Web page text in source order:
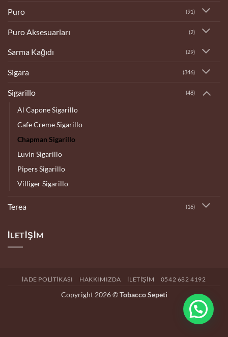
Puro (91)
Puro Aksesuarları (2)
Sarma Kağıdı (29)
Sigara (346)
Sigarillo (48)
Al Capone Sigarillo
Cafe Creme Sigarillo
Chapman Sigarillo
Luvin Sigarillo
Pipers Sigarillo
Villiger Sigarillo
Terea (16)
İLETIŞIM
İADE POLITIKASI HAKKIMIZDA İLETIŞIM 0542 682 4192
Copyright 2026 ©Tobacco Sepeti